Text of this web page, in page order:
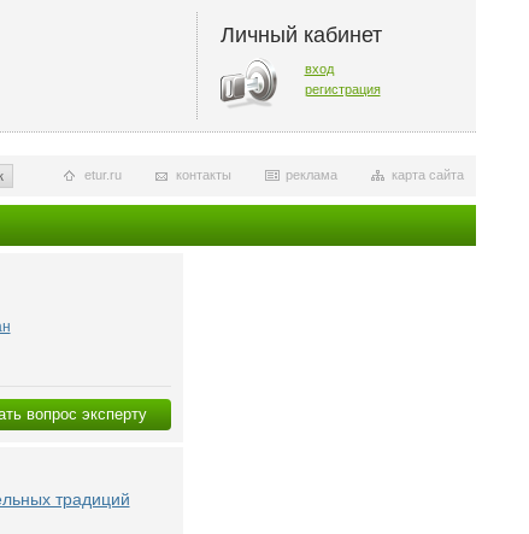
Личный кабинет
вход
регистрация
карта сайта
реклама
контакты
etur.ru
вопрос эксперту
традиций